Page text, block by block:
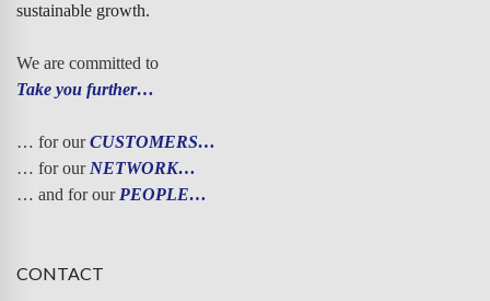
sustainable growth.
We are committed to
Take you further…
… for ourCUSTOMERS…
… for our NETWORK…
… and for our PEOPLE…
CONTACT